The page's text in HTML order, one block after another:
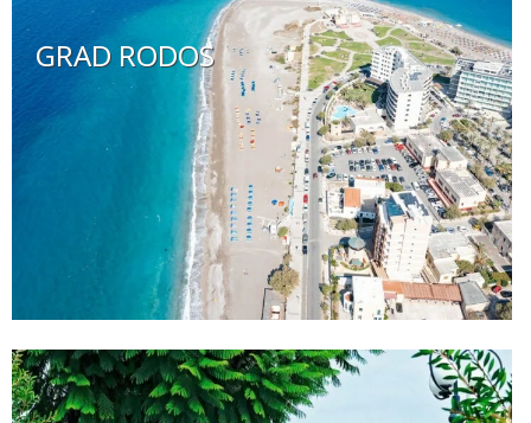
GRAD RODOS